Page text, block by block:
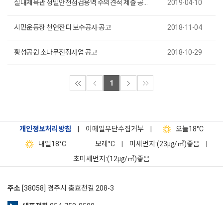
2019-04-10
시민운동장 천연잔디 보수공사 공고 2018-11-04
황성공원 소나무전정사업 공고 2018-10-29
1
개인정보처리방침 이메일무단수집거부 오늘18°C
내일18°C 모레 °C 미세먼지:(23㎍/㎥)좋음
초미세먼지:(12㎍/㎥)좋음
주소 [38058] 경주시 충효천길 208-3